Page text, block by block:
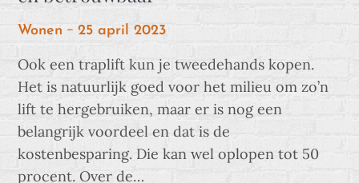
Wonen
Posted
25 april 2023
Ook een traplift kun je tweedehands kopen.
Het is natuurlijk goed voor het milieu om zo’n
lift te hergebruiken, maar er is nog een
belangrijk voordeel en dat is de
kostenbesparing. Die kan wel oplopen tot 50
procent. Over de…